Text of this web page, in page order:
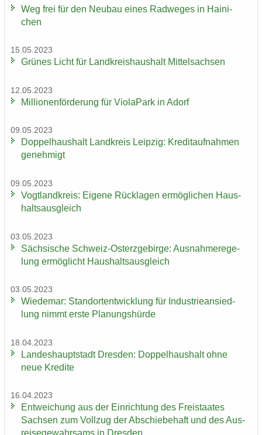
Weg frei für den Neu­bau eines Rad­we­ges in Hai­ni­
chen
15.05.2023
Grü­nes Licht für Land­kreis­haus­halt Mit­tel­sach­sen
12.05.2023
Mil­lio­nen­för­de­rung für Vio­la­Park in Adorf
09.05.2023
Dop­pel­haus­halt Land­kreis Leip­zig: Kre­dit­auf­nah­men
ge­neh­migt
09.05.2023
Vogt­land­kreis: Ei­ge­ne Rück­la­gen er­mög­li­chen Haus­
halts­aus­gleich
03.05.2023
Säch­si­sche Schweiz-​Osterzgebirge: Aus­nah­me­re­ge­
lung er­mög­licht Haus­halts­aus­gleich
03.05.2023
Wie­de­mar: Stand­ort­ent­wick­lung für In­dus­trie­an­sied­
lung nimmt erste Pla­nungs­hür­de
18.04.2023
Lan­des­haupt­stadt Dres­den: Dop­pel­haus­halt ohne
neue Kre­di­te
16.04.2023
Ent­wei­chung aus der Ein­rich­tung des Frei­staa­tes
Sach­sen zum Voll­zug der Ab­schie­be­haft und des Aus­